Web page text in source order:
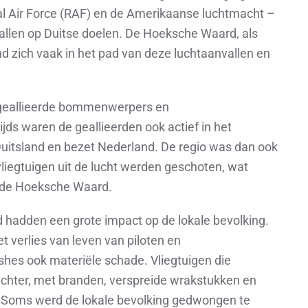
Force (RAF) en de Amerikaanse luchtmacht –
op Duitse doelen. De Hoeksche Waard, als
zich vaak in het pad van deze luchtaanvallen en
bommenwerpers en
waren de geallieerden ook actief in het
en bezet Nederland. De regio was dan ook
uit de lucht werden geschoten, wat
Hoeksche Waard.
een grote impact op de lokale bevolking.
verlies van leven van piloten en
ook materiële schade. Vliegtuigen die
met branden, verspreide wrakstukken en
werd de lokale bevolking gedwongen te